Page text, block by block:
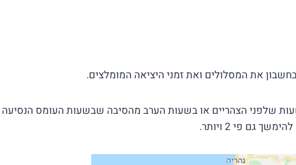
את המסלולים ואת זמני היציאה המומלצים.
שלנו היא לנסוע בכביש 6 בשעות שלפני הצהריים או בשעות הערב מהסיבה שבשעות העומס הנסיעה
גם פי 2 ויותר.